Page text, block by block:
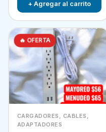
+ Agregar al carrito
🔥 OFERTA
CARGADORES, CABLES,
ADAPTADORES